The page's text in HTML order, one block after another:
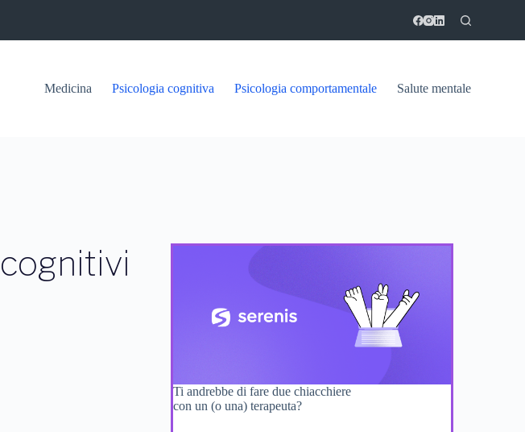
Medicina Psicologia cognitiva Psicologia comportamentale Salute mentale
Ti andrebbe di fare due chiacchiere
con un (o una) terapeuta?